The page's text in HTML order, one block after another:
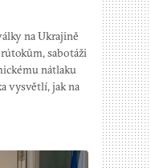
na Ukrajině
sabotáži
nátlaku
vysvětlí, jak na